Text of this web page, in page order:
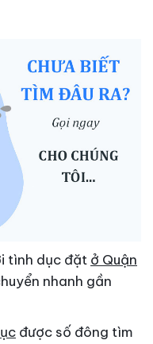
tình dục đặt ở Quận
nhanh gần
được số đông tìm